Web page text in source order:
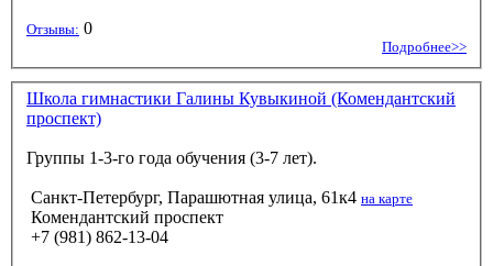
Отзывы: 0
Подробнее>>
Школа гимнастики Галины Кувыкиной (Комендантский
проспект)
Группы 1-3-го года обучения (3-7 лет).
Санкт-Петербург, Парашютная улица, 61к4 на карте
Комендантский проспект
+7 (981) 862-13-04